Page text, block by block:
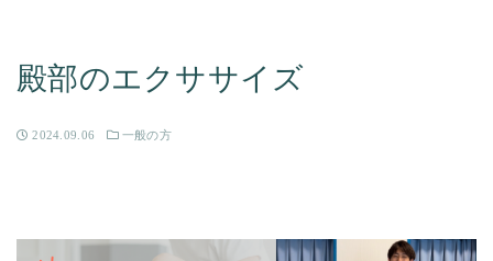
殿部のエクササイズ
2024.09.06 一般の方